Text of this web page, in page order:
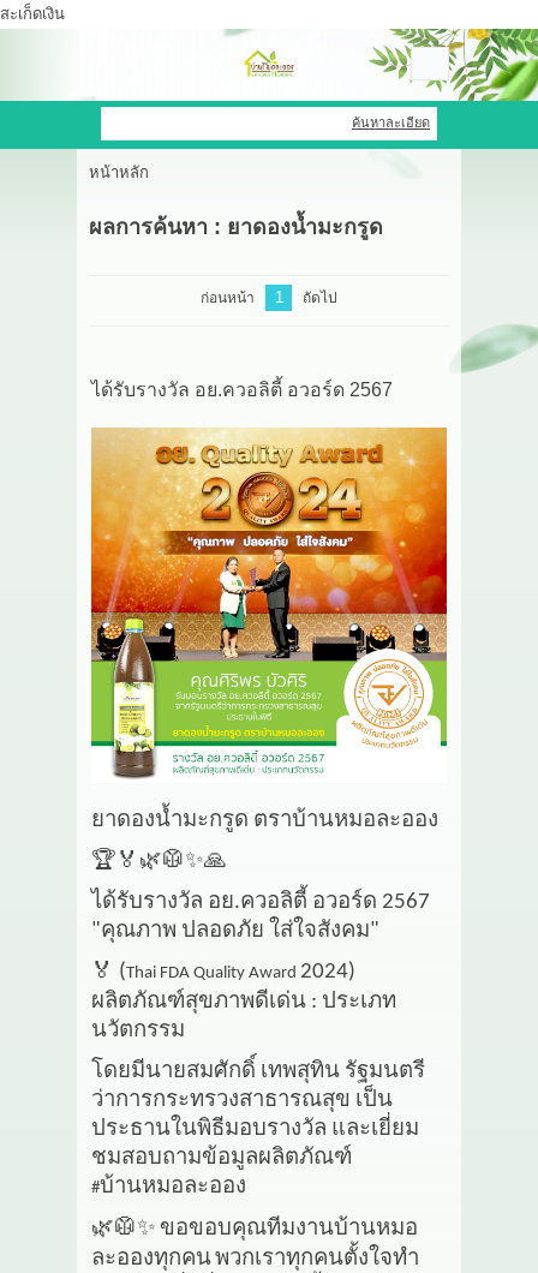
สะเก็ดเงิน
เข้าสู่ระบบ สมัครสมาชิก
สินค้าที่สนใจ
หน้าหลัก
GREEN HOUSE
เกี่ยวกับเรา
ค้นหาละเอียด
หน้าหลัก
ผลการค้นหา : ยาดองน้ำมะกรูด
ก่อนหน้า 1 ถัดไป
ได้รับรางวัล อย.ควอลิตี้ อวอร์ด 2567
ยาดองน้ำมะกรูด ตราบ้านหมอละออง
🏆🏅🌿🥼✨🙏
ได้รับรางวัล อย.ควอลิตี้ อวอร์ด 2567
"คุณภาพ ปลอดภัย ใส่ใจสังคม"
🏅 (Thai FDA Quality Award 2024)
ผลิตภัณฑ์สุขภาพดีเด่น : ประเภท
นวัตกรรม
โดยมีนายสมศักดิ์ เทพสุทิน รัฐมนตรี
ว่าการกระทรวงสาธารณสุข เป็น
ประธานในพิธีมอบรางวัล และเยี่ยม
ชมสอบถามข้อมูลผลิตภัณฑ์
#บ้านหมอละออง
🌿🥼✨ ขอขอบคุณทีมงานบ้านหมอ
ละอองทุกคนพวกเราทุกคนตั้งใจทำ